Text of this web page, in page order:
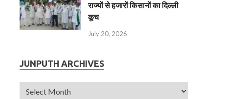
राज्यों से हजारों किसानों का दिल्ली
कूच
July 20, 2026
JUNPUTH ARCHIVES